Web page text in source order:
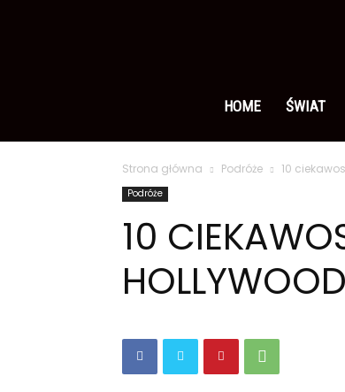
polsku
HOME ŚWIAT
Strona główna Podróże 10
Podróże
10